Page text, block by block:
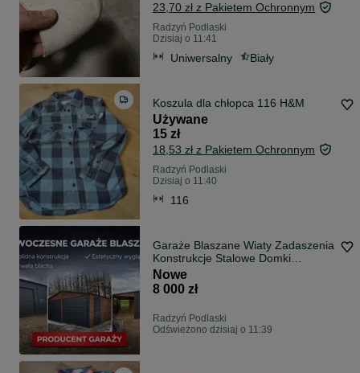
23,70 zł z Pakietem Ochronnym
Radzyń Podlaski
Dzisiaj o 11:41
Uniwersalny Biały
Koszula dla chłopca 116 H&M
Używane
15 zł
18,53 zł z Pakietem Ochronnym
Radzyń Podlaski
Dzisiaj o 11:40
116
Garaże Blaszane Wiaty Zadaszenia
Konstrukcje Stalowe Domki
Ogrodowe
Nowe
8 000 zł
Radzyń Podlaski
Odświeżono dzisiaj o 11:39